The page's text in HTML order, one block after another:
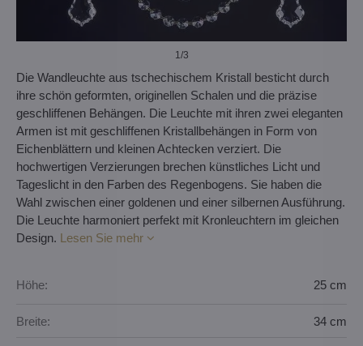
1/3
Die Wandleuchte aus tschechischem Kristall besticht durch
ihre schön geformten, originellen Schalen und die präzise
geschliffenen Behängen. Die Leuchte mit ihren zwei eleganten
Armen ist mit geschliffenen Kristallbehängen in Form von
Eichenblättern und kleinen Achtecken verziert. Die
hochwertigen Verzierungen brechen künstliches Licht und
Tageslicht in den Farben des Regenbogens. Sie haben die
Wahl zwischen einer goldenen und einer silbernen Ausführung.
Die Leuchte harmoniert perfekt mit Kronleuchtern im gleichen
Design. Lesen Sie mehr
Höhe: 25 cm
Breite: 34 cm